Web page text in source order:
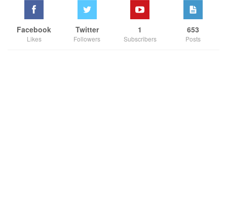
Facebook
Likes
Twitter
Followers
1
Subscribers
653
Posts